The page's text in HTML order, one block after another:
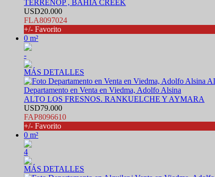
TERRENOP , BAHIA CREEK
USD20.000
FLA8097024
+/- Favorito
0 m²
-
MÁS DETALLES
Departamento en Venta en Viedma, Adolfo Alsina
ALTO LOS FRESNOS. RANKUELCHE Y AYMARA
USD79.000
FAP8096610
+/- Favorito
0 m²
4
MÁS DETALLES